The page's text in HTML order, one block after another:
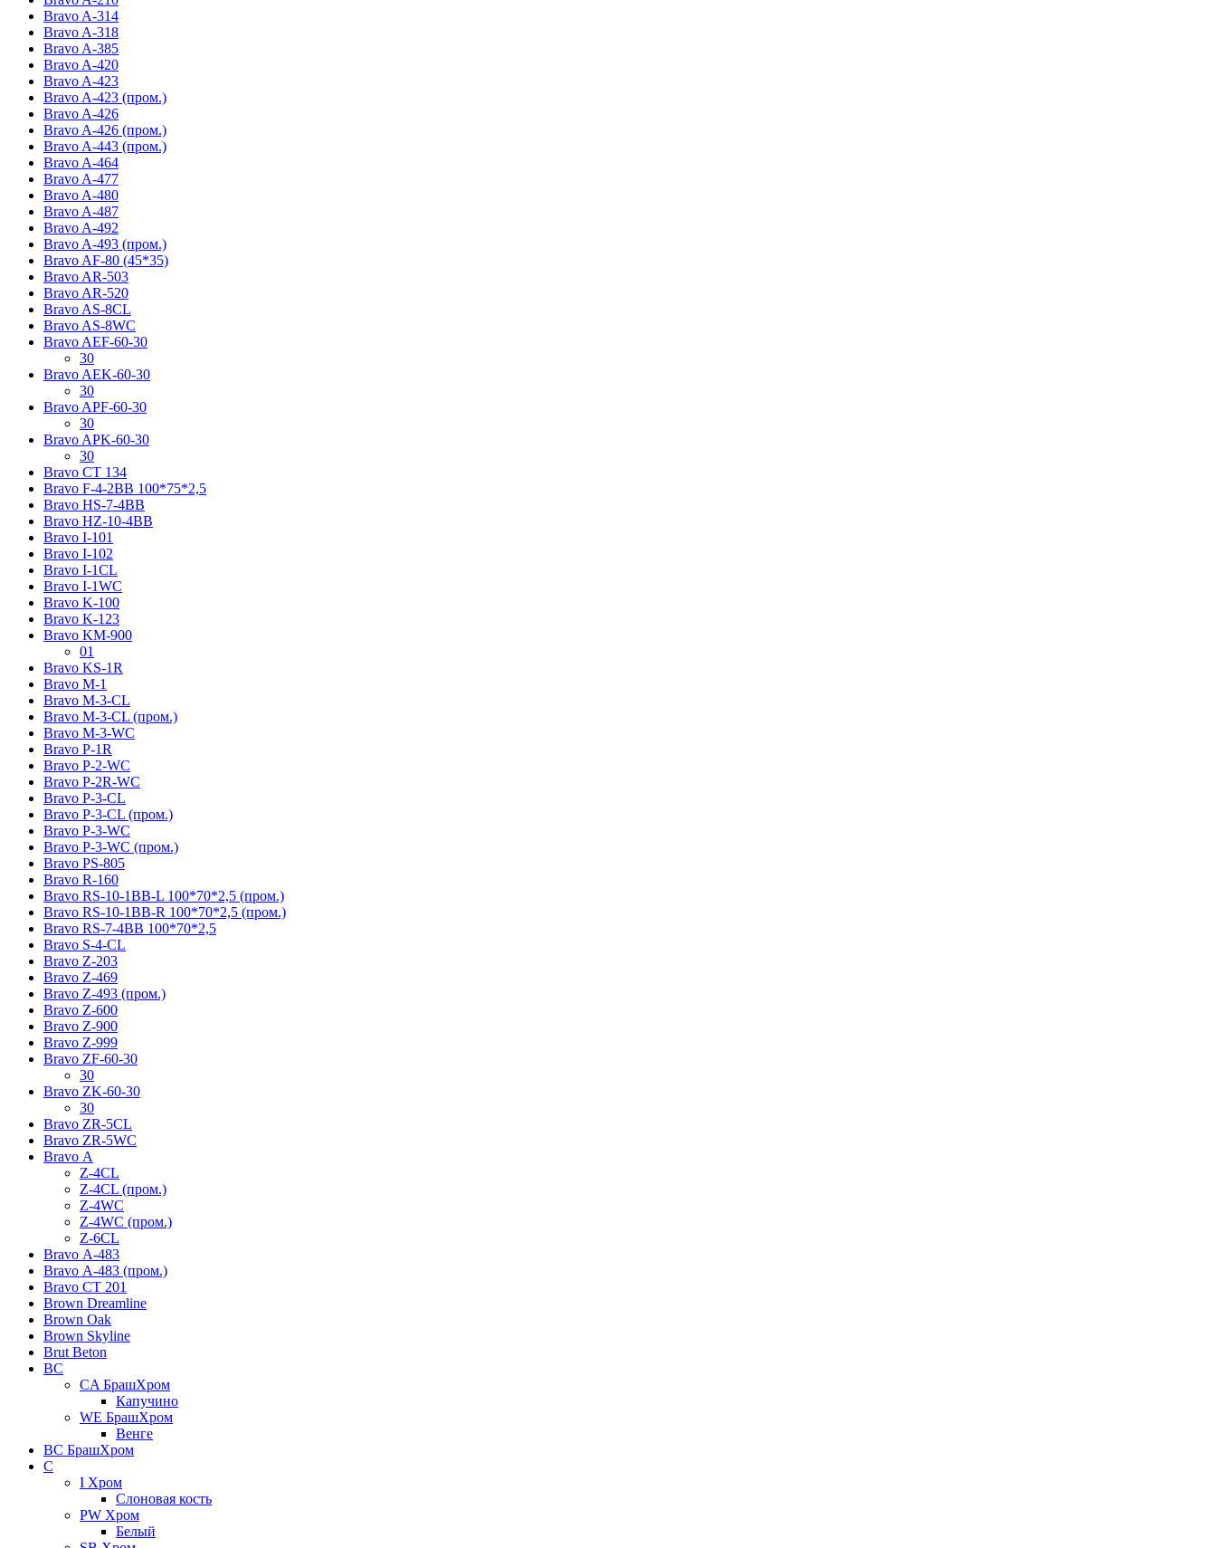
Bravo A-314
Bravo A-318
Bravo A-385
Bravo A-420
Bravo A-423
Bravo A-423 (пром.)
Bravo A-426
Bravo A-426 (пром.)
Bravo A-443 (пром.)
Bravo A-464
Bravo A-477
Bravo A-480
Bravo A-487
Bravo A-492
Bravo A-493 (пром.)
Bravo AF-80 (45*35)
Bravo AR-503
Bravo AR-520
Bravo AS-8CL
Bravo AS-8WC
Bravo AЕF-60-30
30
Bravo AЕK-60-30
30
Bravo AРF-60-30
30
Bravo AРK-60-30
30
Bravo CT 134
Bravo F-4-2BB 100*75*2,5
Bravo HS-7-4BB
Bravo HZ-10-4BB
Bravo I-101
Bravo I-102
Bravo I-1CL
Bravo I-1WC
Bravo K-100
Bravo K-123
Bravo KM-900
01
Bravo KS-1R
Bravo M-1
Bravo M-3-CL
Bravo M-3-CL (пром.)
Bravo M-3-WC
Bravo P-1R
Bravo P-2-WC
Bravo P-2R-WC
Bravo P-3-CL
Bravo P-3-CL (пром.)
Bravo P-3-WC
Bravo P-3-WC (пром.)
Bravo PS-805
Bravo R-160
Bravo RS-10-1BB-L 100*70*2,5 (пром.)
Bravo RS-10-1BB-R 100*70*2,5 (пром.)
Bravo RS-7-4BB 100*70*2,5
Bravo S-4-CL
Bravo Z-203
Bravo Z-469
Bravo Z-493 (пром.)
Bravo Z-600
Bravo Z-900
Bravo Z-999
Bravo ZF-60-30
30
Bravo ZK-60-30
30
Bravo ZR-5CL
Bravo ZR-5WC
Bravo А
Z-4CL
Z-4CL (пром.)
Z-4WC
Z-4WC (пром.)
Z-6CL
Bravo А-483
Bravo А-483 (пром.)
Bravo СТ 201
Brown Dreamline
Brown Oak
Brown Skyline
Brut Beton
BС
CA БрашХром
Капучино
WE БрашХром
Венге
BС БрашХром
C
I Хром
Слоновая кость
PW Хром
Белый